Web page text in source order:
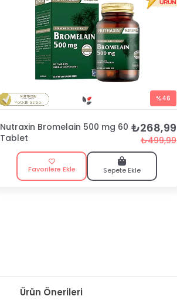
%46
Nutraxin Bromelain 500 mg 60
Tablet
₺268,99
₺499,99
Favorilere Ekle Sepete Ekle
Ürün Önerileri